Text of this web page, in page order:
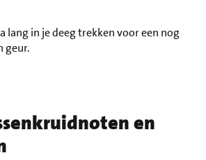
lang in je deeg trekken voor een nog
geur.
en